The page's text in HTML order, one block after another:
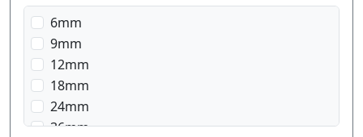
svart på grön
svart på gul
svart på röd
svart på signal gul
svart på signal orange
svart på silver matt
6mm
9mm
12mm
18mm
24mm
36mm